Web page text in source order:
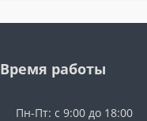
Время работы
Пн-Пт: с 9:00 до 18:00